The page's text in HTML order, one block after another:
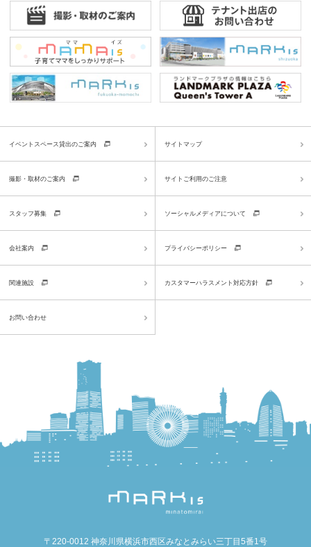
イベントスペース貸出のご案内
撮影・取材のご案内
スタッフ募集
会社案内
関連施設
お問い合わせ
サイトマップ
サイトご利用のご注意
ソーシャルメディアについて
プライバシーポリシー
カスタマーハラスメント対応方針
〒220-0012 神奈川県横浜市西区みなとみらい三丁目5番1号